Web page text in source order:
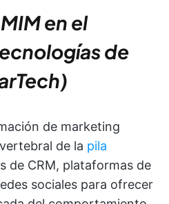
en el
de
de marketing
de la pila
de CRM, plataformas de
sociales para ofrecer